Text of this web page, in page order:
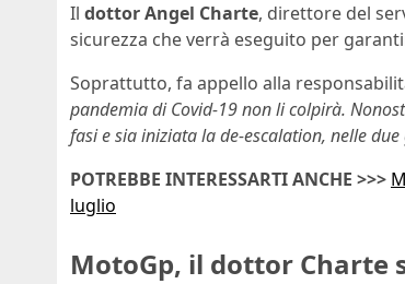
Il dottor Angel Charte, direttore del
sicurezza che verrà eseguito per
Soprattutto, fa appello alla
pandemia di Covid-19 non li colpirà.
fasi e sia iniziata la de-escalation, nelle
POTREBBE INTERESSARTI ANCHE >>>
luglio
MotoGp, il dottor Charte